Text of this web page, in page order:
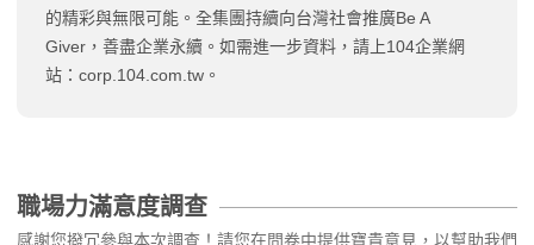
的精彩與無限可能。全集團持續向台灣社會推廣Be A
Giver，善盡企業永續。如需進一步資料，請上104企業網
站：corp.104.com.tw。
職場力滿意度調查
感謝您撥冗參與本次調查！請您在問卷中提供寶貴意見，以幫助我們